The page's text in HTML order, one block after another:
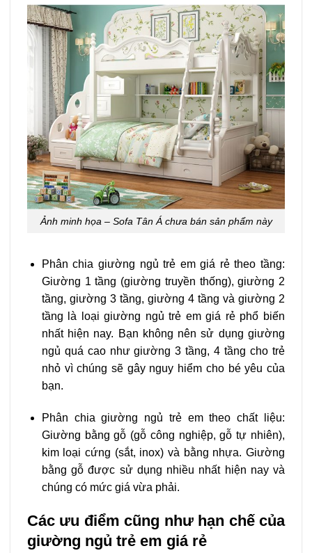
Ảnh minh họa – Sofa Tân Á chưa bán sản phẩm này
Phân chia giường ngủ trẻ em giá rẻ theo tầng:
Giường 1 tầng (giường truyền thống), giường 2
tầng, giường 3 tầng, giường 4 tầng và giường 2
tầng là loại giường ngủ trẻ em giá rẻ phổ biến
nhất hiện nay. Bạn không nên sử dụng giường
ngủ quá cao như giường 3 tầng, 4 tầng cho trẻ
nhỏ vì chúng sẽ gây nguy hiểm cho bé yêu của
bạn.
Phân chia giường ngủ trẻ em theo chất liệu:
Giường bằng gỗ (gỗ công nghiệp, gỗ tự nhiên),
kim loại cứng (sắt, inox) và bằng nhựa. Giường
bằng gỗ được sử dụng nhiều nhất hiện nay và
chúng có mức giá vừa phải.
Các ưu điểm cũng như hạn chế của
giường ngủ trẻ em giá rẻ